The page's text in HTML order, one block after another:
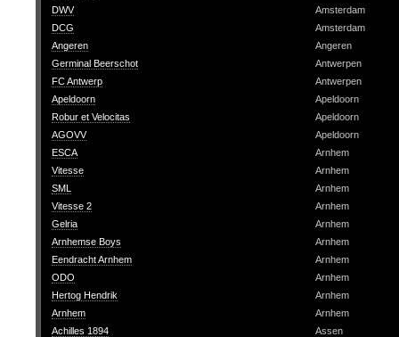
DWV
Amsterdam
DCG
Amsterdam
Angeren
Angeren
Germinal Beerschot
Antwerpen
FC Antwerp
Antwerpen
Apeldoorn
Apeldoorn
Robur et Velocitas
Apeldoorn
AGOVV
Apeldoorn
ESCA
Arnhem
Vitesse
Arnhem
SML
Arnhem
Vitesse 2
Arnhem
Gelria
Arnhem
Arnhemse Boys
Arnhem
Eendracht Arnhem
Arnhem
ODO
Arnhem
Hertog Hendrik
Arnhem
Arnhem
Arnhem
Achilles 1894
Assen